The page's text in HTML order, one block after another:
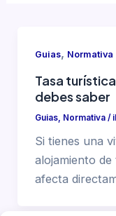
Guias, Normativa
Tasa
debes saber
Guias, Normativa/
Si tienes una
alojamiento
afecta